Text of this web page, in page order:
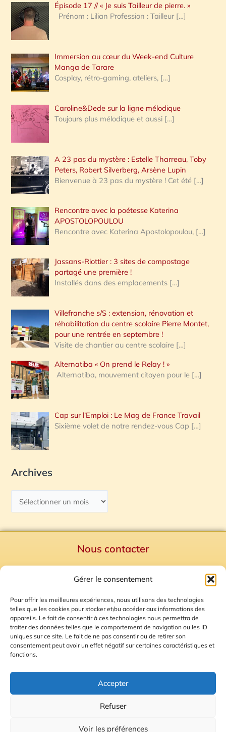
Gérer le consentement
Pour offrir les meilleures expériences, nous utilisons des technologies
telles que les cookies pour stocker et/ou accéder aux informations des
appareils. Le fait de consentir à ces technologies nous permettra de
traiter des données telles que le comportement de navigation ou les ID
uniques sur ce site. Le fait de ne pas consentir ou de retirer son
consentement peut avoir un effet négatif sur certaines caractéristiques et
fonctions.
Accepter
Refuser
Voir les préférences
h
e
:
Épisode 17 // « Je suis Tailleur de pierre. »
Prénom : Lilian Profession : Tailleur […]
Immersion au cœur du Week-end Culture
Manga de Tarare
Cosplay, rétro-gaming, ateliers, […]
Caroline&Dede sur la ligne mélodique
Toujours plus mélodique et aussi […]
A 23 pas du mystère : Estelle Tharreau, Toby
Peters, Robert Silverberg, Arsène Lupin
Bienvenue à 23 pas du mystère ! Cet été […]
Rencontre avec la poétesse Katerina
APOSTOLOPOULOU
Rencontre avec Katerina Apostolopoulou, […]
Jassans-Riottier : 3 sites de compostage
partagé une première !
Installés dans des emplacements […]
Villefranche s/S : extension, rénovation et
réhabilitation du centre scolaire Pierre Montet,
pour une rentrée en septembre !
Visite de chantier au centre scolaire […]
Alternatiba « On prend le Relay ! »
Alternatiba, mouvement citoyen pour le […]
Cap sur l’Emploi : Le Mag de France Travail
Sixième volet de notre rendez-vous Cap […]
Archives
Nous contacter
Mentions Légales
Plan du site
Gestion des Cookies
© 2026 Radio Calade